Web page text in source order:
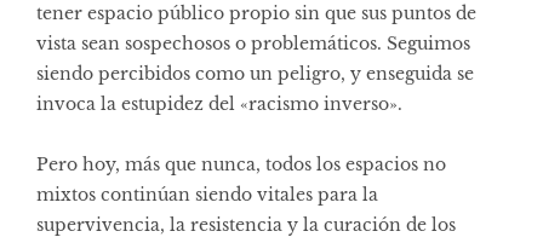
tener espacio público propio sin que sus puntos de
vista sean sospechosos o problemáticos. Seguimos
siendo percibidos como un peligro, y enseguida se
invoca la estupidez del «racismo inverso».
Pero hoy, más que nunca, todos los espacios no
mixtos continúan siendo vitales para la
supervivencia, la resistencia y la curación de los